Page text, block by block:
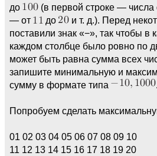
до
(в первой строке — числа
— от
до
и т. д.). Перед
поставили знак «−», так чтобы в
каждом столбце было ровно по
может быть равна сумма всех
запишите минимальную и
сумму в формате типа
.
Попробуем сделать
01 02 03 04 05 06 07 08 09 10
11 12 13 14 15 16 17 18 19 20